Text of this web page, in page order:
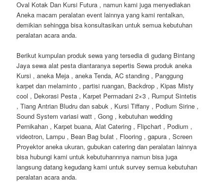
Oval Kotak Dan Kursi Futura , namun kami juga menyediakan
Aneka macam peralatan event lainnya yang kami rentalkan,
demikian sehingga bisa konsultasikan untuk semua kebutuhan
peralatan acara anda.
Berikut kumpulan produk sewa yang tersedia di gudang Bintang
Jaya sewa alat pesta diantaranya sepertis Sewa produk aneka
Kursi , aneka Meja , aneka Tenda, AC standing , Panggung
karpet dan melaminto , partisi ruangan, Backdrop , Kipas Misty
cool , Dekorasi Pesta , Karpet Permadani 2×3 , Rumput Sintetis
, Tiang Antrian Bludru dan sabuk , Kursi Tiffany , Podium Sirine ,
Sound System variasi watt , Gong , kebutuhan wedding
Pernikahan , Karpet buana, Alat Catering , Flipchart , Podium ,
videotron, Lampu , Bean Bag bulat , Flooring , gapura , Screen
Proyektor aneka ukuran, gubukan catering dan peralatan lainnya
bisa hubungi kami untuk kebutuhannnya namun bisa juga
langsung datang kegudang kami untuk survey semua kebutuhan
peralatan acara anda.